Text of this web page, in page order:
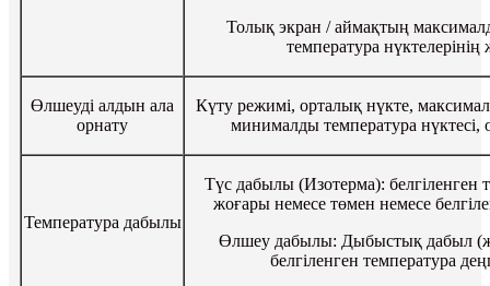
Толық экран / аймақтың
температура
Өлшеуді алдын ала
орнату
Күту режимі, орталық нүкте,
минималды температура нүктесі,
Температура дабылы
Түс дабылы (Изотерма): белгіленген
жоғары немесе төмен немесе
Өлшеу дабылы: Дыбыстық дабыл
белгіленген температура